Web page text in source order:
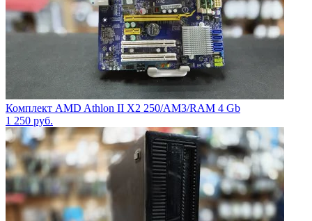
Комплект AMD Athlon II X2 250/AM3/RAM 4 Gb
1 250 руб.